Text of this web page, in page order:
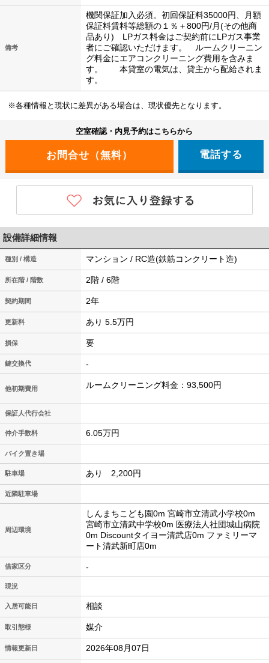
備考
機関保証加入必須。初回保証料35000円、月額
保証料賃料等総額の１％＋800円/月(その他商
品あり) LPガス料金はご契約前にLPガス事業
者にご確認いただけます。 ルームクリーニン
グ料金にエアコンクリーニング費用を含みま
す。 本貸室の電気は、貸主から配給されま
す。
※各種情報と現状に差異がある場合は、現状優先となります。
空室確認・内見予約はこちらから
電話する
設備詳細情報
種別 / 構造 マンション / RC造(鉄筋コンクリート造)
所在階 / 階数 2階 / 6階
契約期間 2年
更新料 あり 5.5万円
損保 要
鍵交換代 -
他初期費用 ルームクリーニング料金：93,500円
保証人代行会社
仲介手数料 6.05万円
バイク置き場
駐車場 あり 2,200円
近隣駐車場
周辺環境
しんまちこども園0m 宮崎市立清武小学校0m
宮崎市立清武中学校0m 医療法人社団城山病院
0m Discountタイヨー清武店0m ファミリーマ
ート清武新町店0m
借家区分 -
現況
入居可能日 相談
取引態様 媒介
情報更新日 2026年08月07日